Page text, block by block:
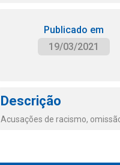
Publicado em
19/03/2021
Descrição
Acusações de racismo,